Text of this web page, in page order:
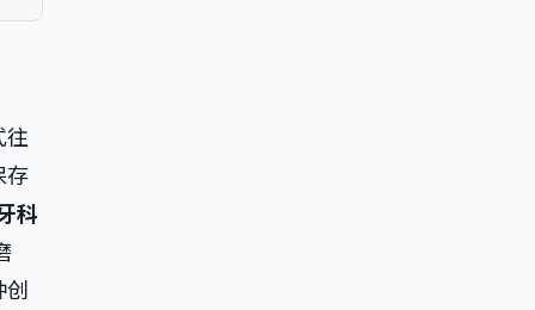
往
存
科